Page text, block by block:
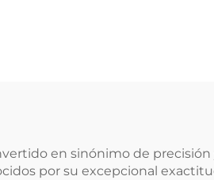
en sinónimo de
por su excepcional